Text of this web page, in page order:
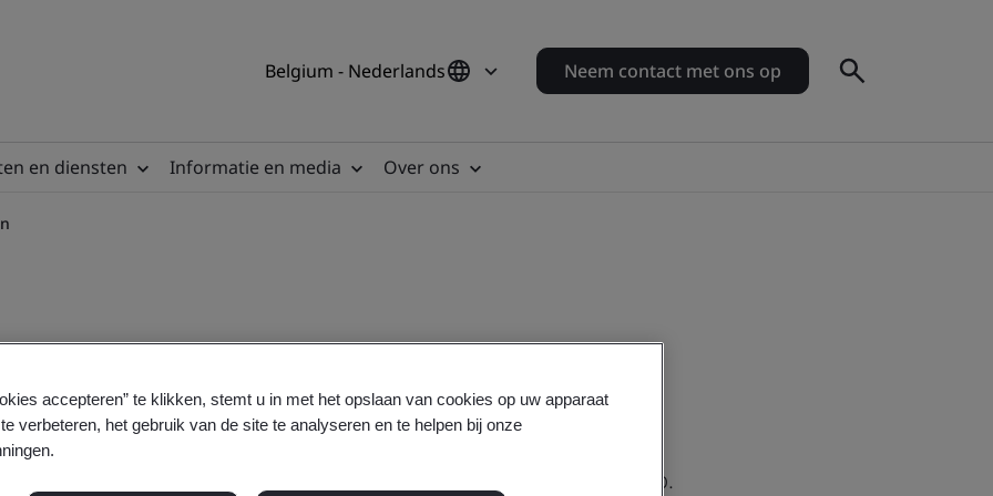
Belgium - Nederlands Neem contact met ons op
en diensten Informatie en media Over ons
supply chain
en een van onze supply chain-experts neemt contact met u op.
accepteren” te klikken, stemt u in met het opslaan van cookies op uw apparaat
verbeteren, het gebruik van de site te analyseren en te helpen bij onze